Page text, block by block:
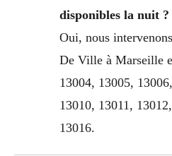
disponibles la nuit ?
Oui, nous
De Ville à Marseille
13004, 13005,
13010, 13011,
13016.